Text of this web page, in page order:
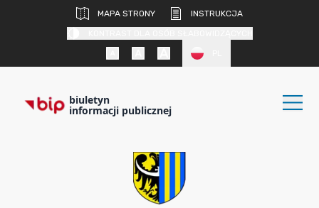
MAPA STRONY
INSTRUKCJA
biuletyn
informacji publicznej